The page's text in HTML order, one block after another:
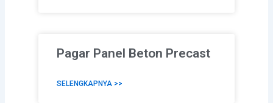
Pagar Panel Beton Precast
SELENGKAPNYA >>